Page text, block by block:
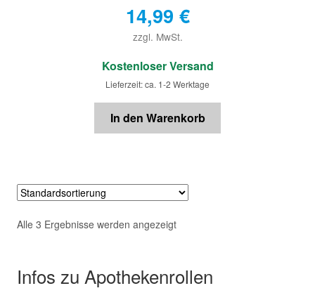
14,99 €
zzgl. MwSt.
€
Kostenloser Versand
Lieferzeit: ca. 1-2 Werktage
In den Warenkorb
Alle 3 Ergebnisse werden angezeigt
Infos zu Apothekenrollen